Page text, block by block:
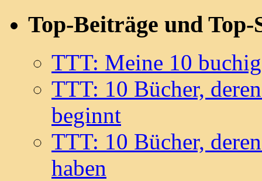
Top-Beiträge und Top-
TTT: Meine 10
TTT: 10 Bücher,
beginnt
TTT: 10 Bücher,
haben